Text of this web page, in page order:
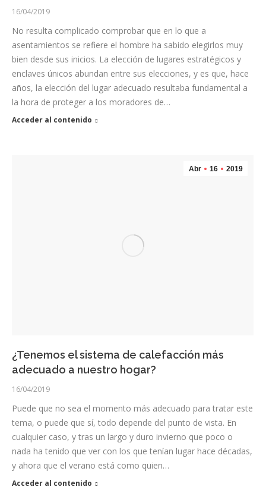
16/04/2019
No resulta complicado comprobar que en lo que a
asentamientos se refiere el hombre ha sabido elegirlos muy
bien desde sus inicios. La elección de lugares estratégicos y
enclaves únicos abundan entre sus elecciones, y es que, hace
años, la elección del lugar adecuado resultaba fundamental a
la hora de proteger a los moradores de…
Acceder al contenido
Abr 16 2019
¿Tenemos el sistema de calefacción más
adecuado a nuestro hogar?
16/04/2019
Puede que no sea el momento más adecuado para tratar este
tema, o puede que sí, todo depende del punto de vista. En
cualquier caso, y tras un largo y duro invierno que poco o
nada ha tenido que ver con los que tenían lugar hace décadas,
y ahora que el verano está como quien…
Acceder al contenido